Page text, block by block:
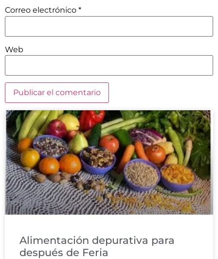
Correo electrónico *
Web
Alimentación depurativa para
después de Feria